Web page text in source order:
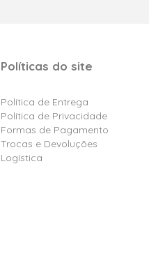
Políticas do site
Política de Entrega
Política de Privacidade
Formas de Pagamento
Trocas e Devoluções
Logística